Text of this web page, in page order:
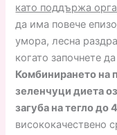
като поддържа
да има повече
умора, лесна
когато започнете
Комбинирането на
зеленчуци диета
загуба на тегло до
висококачествено